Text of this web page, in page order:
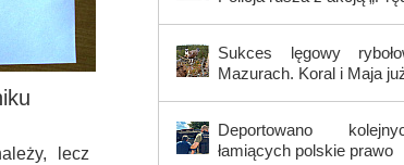
lecz
Sukces lęgowy
Mazurach. Koral i Maja
Deportowano
łamiących polskie prawo